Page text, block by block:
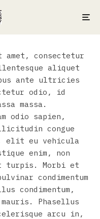
amet, consectetur
aliquet
ante ultricies
odio, id
massa.
odio sapien,
congue
elit eu vehicula
enim, non
turpis. Morbi et
condimentum
condimentum,
Phasellus
arcu in,